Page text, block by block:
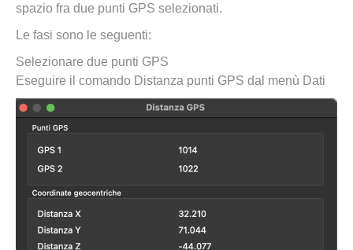
spazio fra due punti GPS selezionati.
Le fasi sono le seguenti:
Selezionare due punti GPS
Eseguire il comando Distanza punti GPS dal menù Dati